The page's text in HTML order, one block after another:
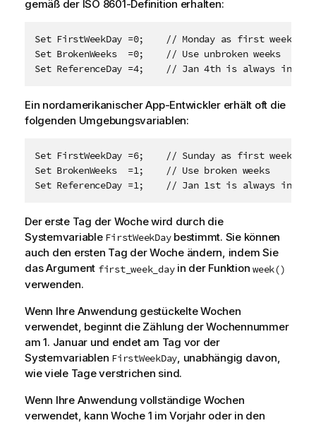
gemäß der ISO 8601-Definition erhalten:
Set FirstWeekDay =0;    // Monday as first week day
Set BrokenWeeks  =0;    // Use unbroken weeks
Set ReferenceDay =4;    // Jan 4th is always in
Ein nordamerikanischer App-Entwickler erhält oft die
folgenden Umgebungsvariablen:
Set FirstWeekDay =6;    // Sunday as first week day
Set BrokenWeeks  =1;    // Use broken weeks
Set ReferenceDay =1;    // Jan 1st is always in
Der erste Tag der Woche wird durch die
Systemvariable FirstWeekDaybestimmt. Sie können
auch den ersten Tag der Woche ändern, indem Sie
das Argument first_week_dayin der Funktion week()
verwenden.
Wenn Ihre Anwendung gestückelte Wochen
verwendet, beginnt die Zählung der Wochennummer
am 1. Januar und endet am Tag vor der
Systemvariablen FirstWeekDay , unabhängig davon,
wie viele Tage verstrichen sind.
Wenn Ihre Anwendung vollständige Wochen
verwendet, kann Woche 1 im Vorjahr oder in den